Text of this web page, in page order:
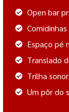
Open bar
Espaço pé
Translado
Trilha
Um pôr do